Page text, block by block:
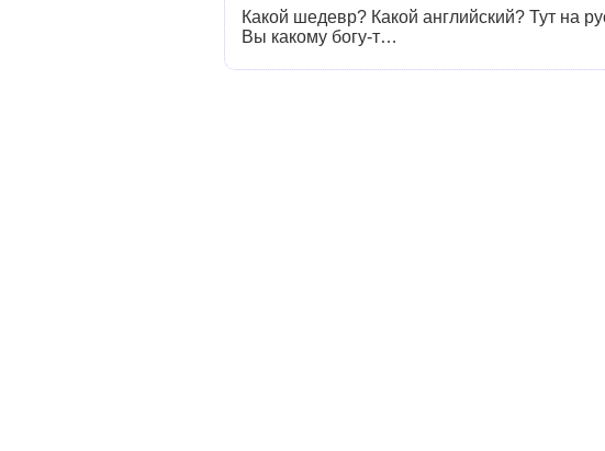
Какой шедевр? Какой английский? Тут на
Вы какому богу-т…